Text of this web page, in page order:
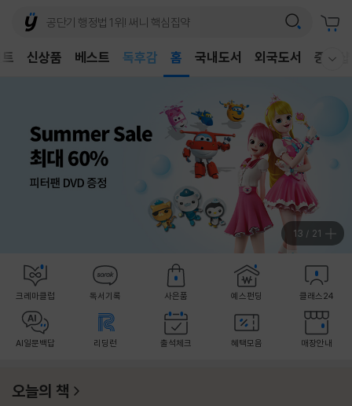
신상품 베스트
어린이
어린이
홈 국내도서 외국도서 중고샵
14 / 21
크레마클럽 독서기록 사은품 예스펀딩 클래스24
AI일문백답 리딩런 출석체크 혜택모음 매장안내
오늘의 책